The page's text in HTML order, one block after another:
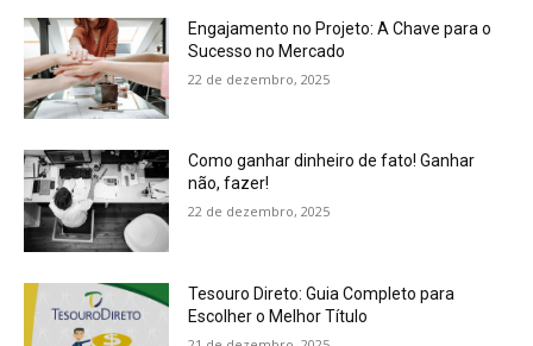
Engajamento no Projeto: A Chave para o
Sucesso no Mercado
22 de dezembro, 2025
Como ganhar dinheiro de fato! Ganhar
não, fazer!
22 de dezembro, 2025
Tesouro Direto: Guia Completo para
Escolher o Melhor Título